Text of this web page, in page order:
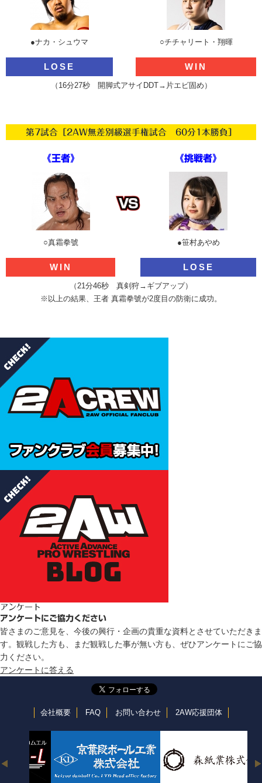
●ナカ・シュウマ ○チチャリート・翔暉
LOSE WIN
（16分27秒 開脚式アサイDDT→片エビ固め）
第7試合［2AW無差別級選手権試合 60分1本勝負］
《王者》
○真霜拳號
《挑戦者》
●笹村あやめ​
WIN LOSE
（21分46秒 真剣狩→ギブアップ）
※以上の結果、王者 真霜拳號が2度目の防衛に成功。
アンケート
アンケートにご協力ください
皆さまのご意見を、今後の興行・企画の貴重な資料とさせていただきま
す。観戦した方も、まだ観戦した事が無い方も、ぜひアンケートにご協
力ください。
アンケートに答える
会社概要 FAQ お問い合わせ 2AW応援団体